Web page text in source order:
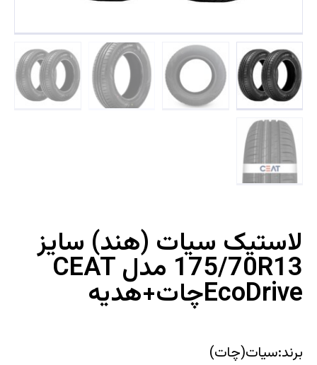
لاستیک سیات (هند) سایز
175/70R13 مدل CEAT
EcoDriveچات+هدیه
برند:سیات(چات)